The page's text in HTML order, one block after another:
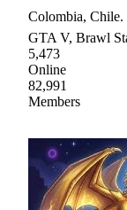
Colombia, Chile.
GTA V, Brawl
5,473
Online
82,991
Members